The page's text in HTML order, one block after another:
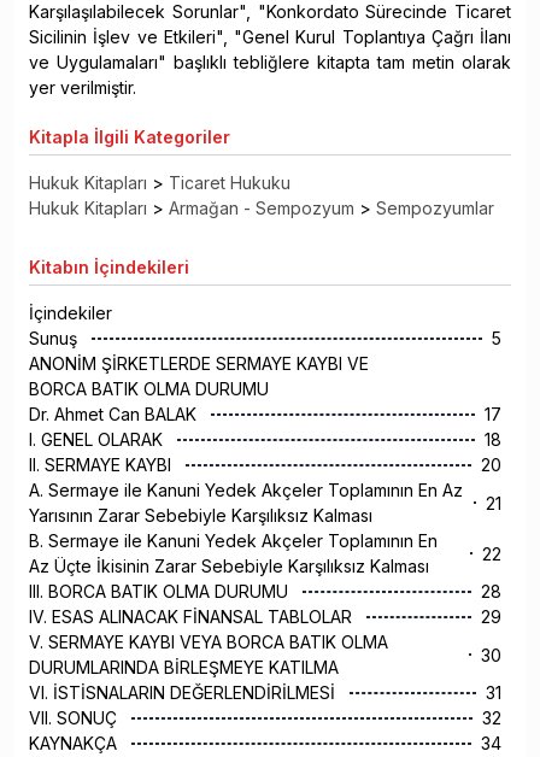
Karşılaşılabilecek Sorunlar", "Konkordato Sürecinde Ticaret
Sicilinin İşlev ve Etkileri", "Genel Kurul Toplantıya Çağrı İlanı
ve Uygulamaları" başlıklı tebliğlere kitapta tam metin olarak
yer verilmiştir.
Kitapla İlgili Kategoriler
Hukuk Kitapları > Ticaret Hukuku
Hukuk Kitapları > Armağan - Sempozyum > Sempozyumlar
Kitabın İçindekileri
İçindekiler
Sunuş
5
ANONİM ŞİRKETLERDE SERMAYE KAYBI VE
BORCA BATIK OLMA DURUMU
Dr. Ahmet Can BALAK
17
I. GENEL OLARAK
18
II. SERMAYE KAYBI
20
A. Sermaye ile Kanuni Yedek Akçeler Toplamının En Az
Yarısının Zarar Sebebiyle Karşılıksız Kalması
21
B. Sermaye ile Kanuni Yedek Akçeler Toplamının En
Az Üçte İkisinin Zarar Sebebiyle Karşılıksız Kalması
22
III. BORCA BATIK OLMA DURUMU
28
IV. ESAS ALINACAK FİNANSAL TABLOLAR
29
V. SERMAYE KAYBI VEYA BORCA BATIK OLMA
DURUMLARINDA BİRLEŞMEYE KATILMA
30
VI. İSTİSNALARIN DEĞERLENDİRİLMESİ
31
VII. SONUÇ
32
KAYNAKÇA
34